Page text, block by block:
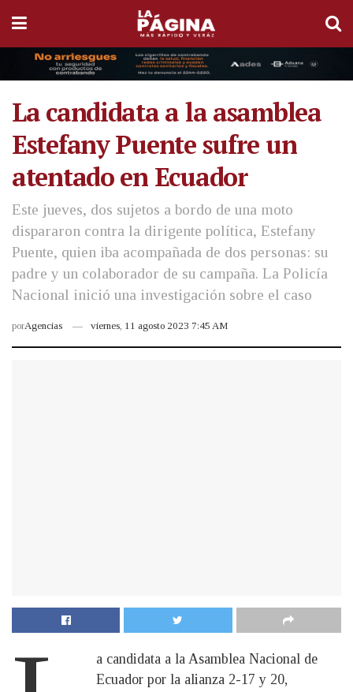
La candidata a la asamblea
Estefany Puente sufre un
atentado en Ecuador
Este jueves, dos sujetos a bordo de una moto
dispararon contra la dirigente política, Estefany
Puente, quien iba acompañada de dos personas: su
padre y un colaborador de su campaña. La Policía
Nacional inició una investigación sobre el caso
porAgencias viernes, 11 agosto 2023 7:45 AM
a candidata a la Asamblea Nacional de
Ecuador por la alianza 2-17 y 20,